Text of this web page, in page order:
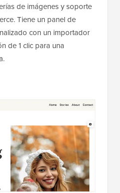
de imágenes y soporte
Tiene un panel de
con un importador
de 1 clic para una